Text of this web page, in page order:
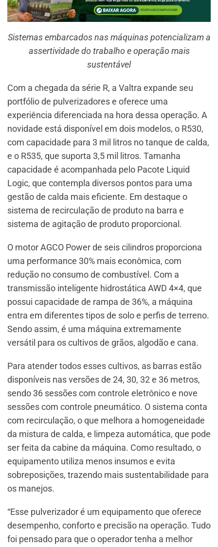
Sistemas embarcados nas máquinas potencializam a
assertividade do trabalho e operação mais
sustentável
Com a chegada da série R, a Valtra expande seu
portfólio de pulverizadores e oferece uma
experiência diferenciada na hora dessa operação. A
novidade está disponível em dois modelos, o R530,
com capacidade para 3 mil litros no tanque de calda,
e o R535, que suporta 3,5 mil litros. Tamanha
capacidade é acompanhada pelo Pacote Liquid
Logic, que contempla diversos pontos para uma
gestão de calda mais eficiente. Em destaque o
sistema de recirculação de produto na barra e
sistema de agitação de produto proporcional.
O motor AGCO Power de seis cilindros proporciona
uma performance 30% mais econômica, com
redução no consumo de combustível. Com a
transmissão inteligente hidrostática AWD 4×4, que
possui capacidade de rampa de 36%, a máquina
entra em diferentes tipos de solo e perfis de terreno.
Sendo assim, é uma máquina extremamente
versátil para os cultivos de grãos, algodão e cana.
Para atender todos esses cultivos, as barras estão
disponíveis nas versões de 24, 30, 32 e 36 metros,
sendo 36 sessões com controle eletrônico e nove
sessões com controle pneumático. O sistema conta
com recirculação, o que melhora a homogeneidade
da mistura de calda, e limpeza automática, que pode
ser feita da cabine da máquina. Como resultado, o
equipamento utiliza menos insumos e evita
sobreposições, trazendo mais sustentabilidade para
os manejos.
“Esse pulverizador é um equipamento que oferece
desempenho, conforto e precisão na operação. Tudo
foi pensado para que o operador tenha a melhor